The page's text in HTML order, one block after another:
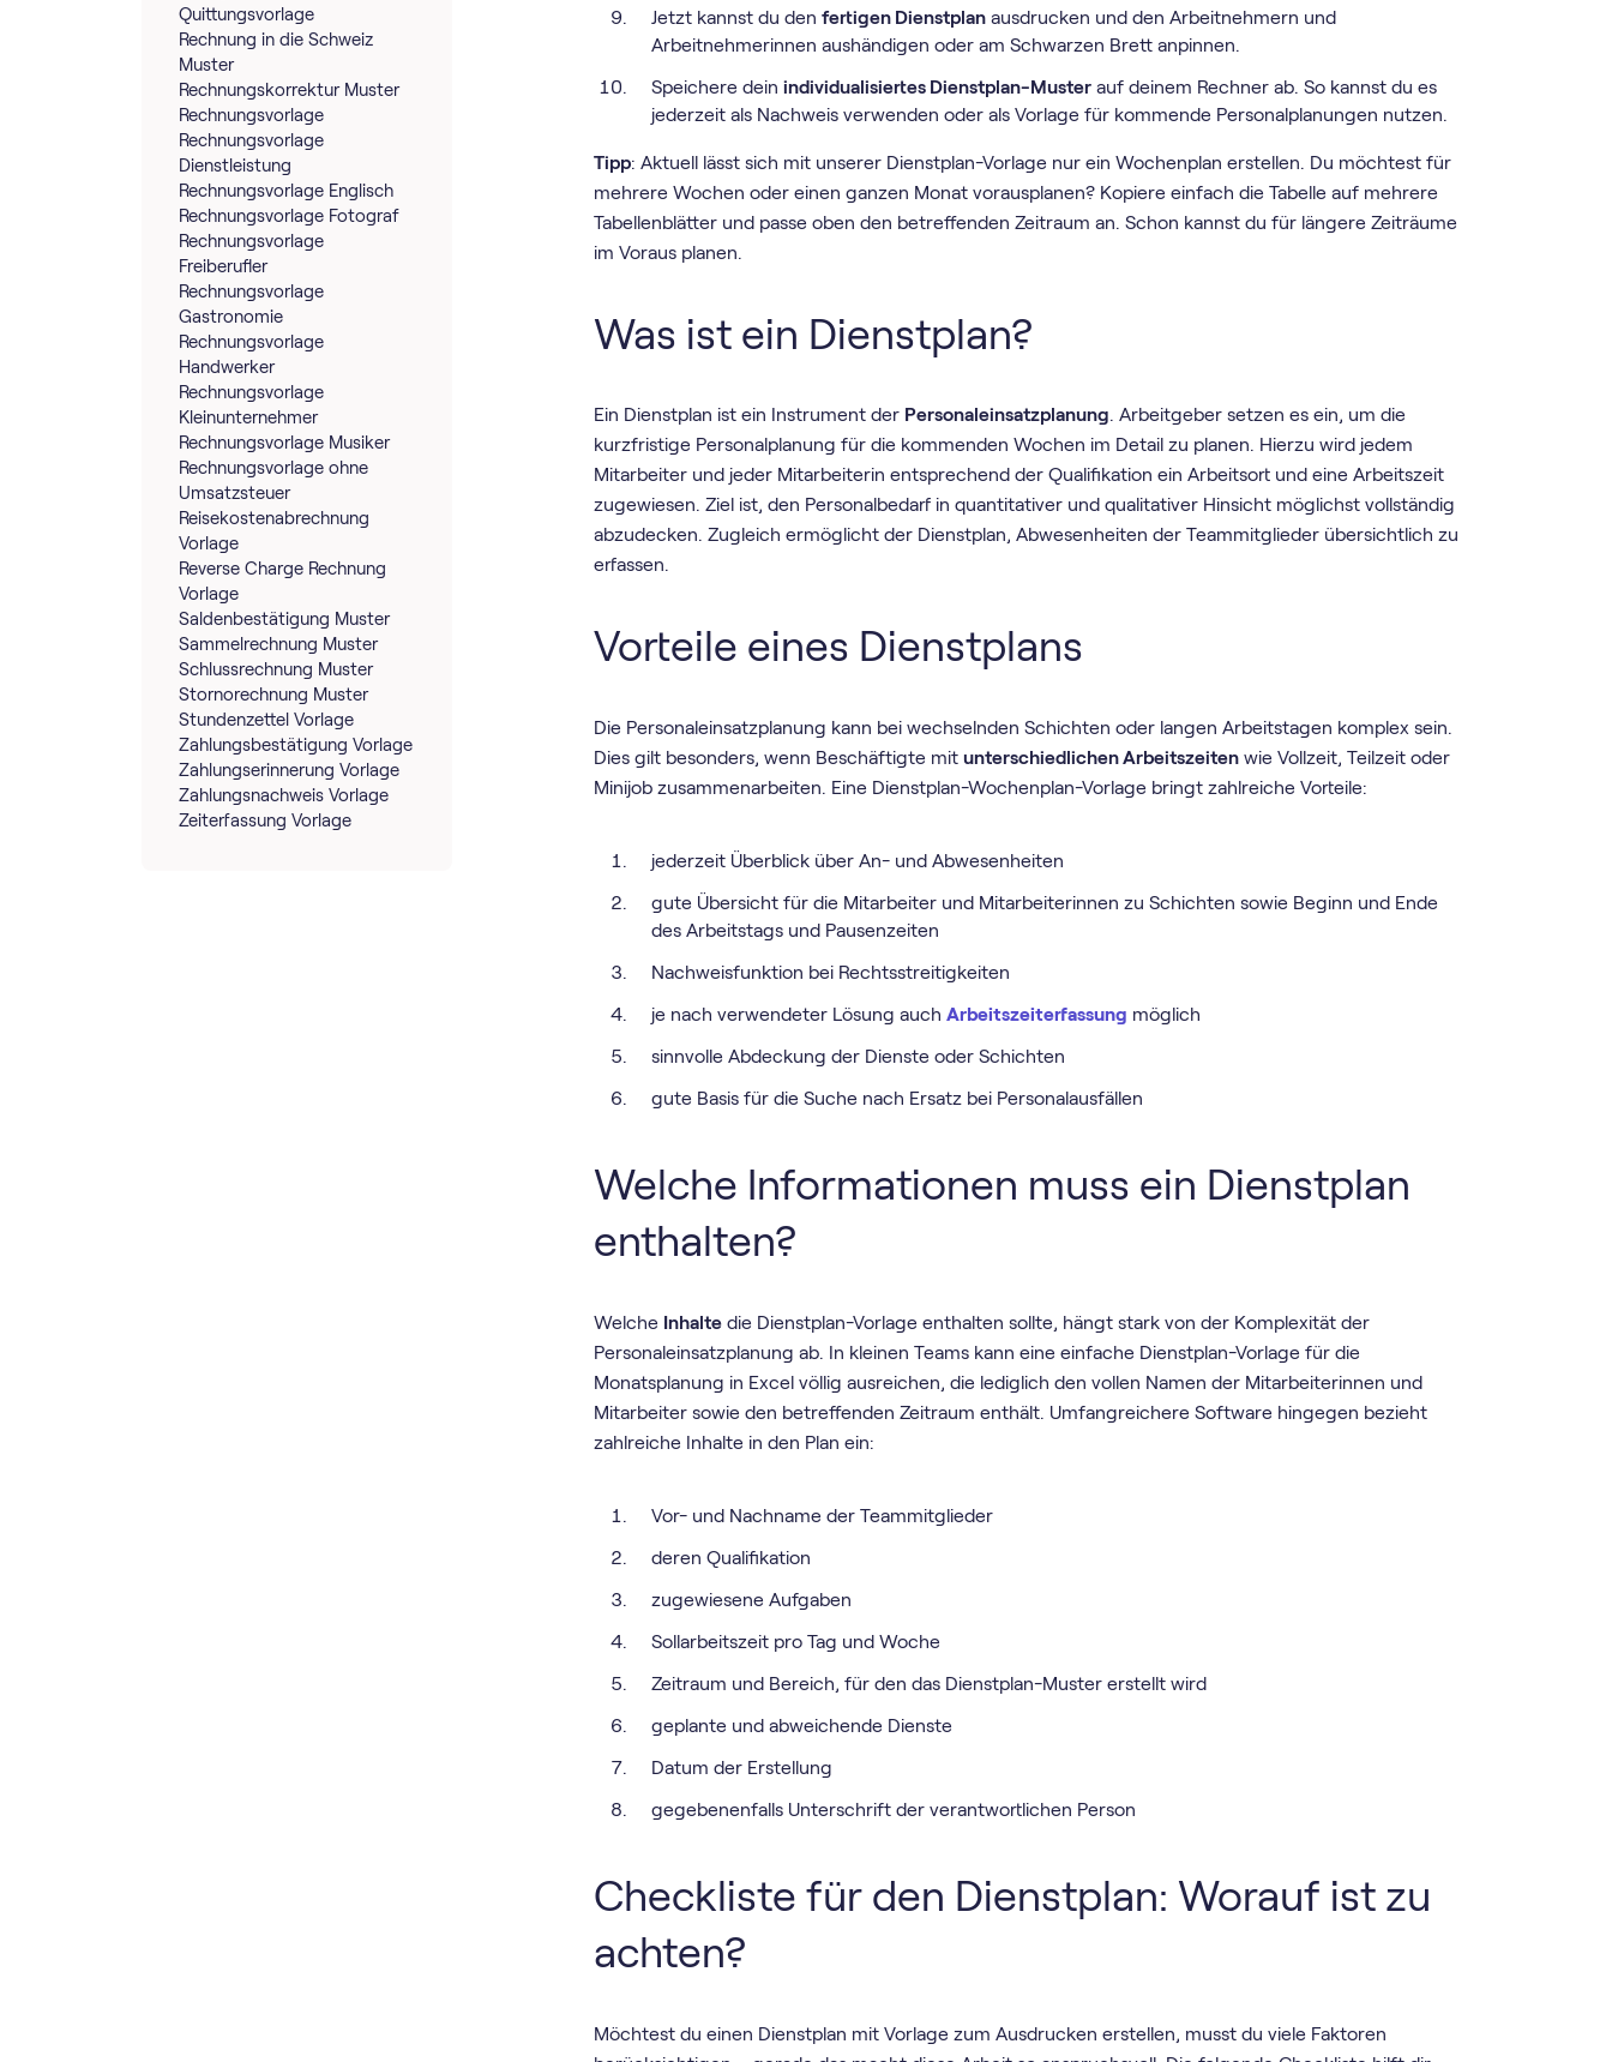
Quittungsvorlage
Rechnung in die Schweiz
Muster
Rechnungskorrektur Muster
Rechnungsvorlage
Rechnungsvorlage
Dienstleistung
Rechnungsvorlage Englisch
Rechnungsvorlage Fotograf
Rechnungsvorlage
Freiberufler
Rechnungsvorlage
Gastronomie
Rechnungsvorlage
Handwerker
Rechnungsvorlage
Kleinunternehmer
Rechnungsvorlage Musiker
Rechnungsvorlage ohne
Umsatzsteuer
Reisekostenabrechnung
Vorlage
Reverse Charge Rechnung
Vorlage
Saldenbestätigung Muster
Sammelrechnung Muster
Schlussrechnung Muster
Stornorechnung Muster
Stundenzettel Vorlage
Zahlungsbestätigung Vorlage
Zahlungserinnerung Vorlage
Zahlungsnachweis Vorlage
Zeiterfassung Vorlage
Jetzt kannst du den fertigen Dienstplanausdrucken und den Arbeitnehmern und
Arbeitnehmerinnen aushändigen oder am Schwarzen Brett anpinnen.
Speichere dein individualisiertes Dienstplan-Musterauf deinem Rechner ab. So kannst du es
jederzeit als Nachweis verwenden oder als Vorlage für kommende Personalplanungen nutzen.
Tipp: Aktuell lässt sich mit unserer Dienstplan-Vorlage nur ein Wochenplan erstellen. Du möchtest für
mehrere Wochen oder einen ganzen Monat vorausplanen? Kopiere einfach die Tabelle auf mehrere
Tabellenblätter und passe oben den betreffenden Zeitraum an. Schon kannst du für längere Zeiträume
im Voraus planen.
Was ist ein Dienstplan?
Ein Dienstplan ist ein Instrument der Personaleinsatzplanung. Arbeitgeber setzen es ein, um die
kurzfristige Personalplanung für die kommenden Wochen im Detail zu planen. Hierzu wird jedem
Mitarbeiter und jeder Mitarbeiterin entsprechend der Qualifikation ein Arbeitsort und eine Arbeitszeit
zugewiesen. Ziel ist, den Personalbedarf in quantitativer und qualitativer Hinsicht möglichst vollständig
abzudecken. Zugleich ermöglicht der Dienstplan, Abwesenheiten der Teammitglieder übersichtlich zu
erfassen.
Vorteile eines Dienstplans
Die Personaleinsatzplanung kann bei wechselnden Schichten oder langen Arbeitstagen komplex sein.
Dies gilt besonders, wenn Beschäftigte mitunterschiedlichen Arbeitszeiten wie Vollzeit, Teilzeit oder
Minijob zusammenarbeiten. Eine Dienstplan-Wochenplan-Vorlage bringt zahlreiche Vorteile:
jederzeit Überblick über An- und Abwesenheiten
gute Übersicht für die Mitarbeiter und Mitarbeiterinnen zu Schichten sowie Beginn und Ende
des Arbeitstags und Pausenzeiten
Nachweisfunktion bei Rechtsstreitigkeiten
je nach verwendeter Lösung auch Arbeitszeiterfassung möglich
sinnvolle Abdeckung der Dienste oder Schichten
gute Basis für die Suche nach Ersatz bei Personalausfällen
Welche Informationen muss ein Dienstplan
enthalten?
Welche Inhalte die Dienstplan-Vorlage enthalten sollte, hängt stark von der Komplexität der
Personaleinsatzplanung ab. In kleinen Teams kann eine einfache Dienstplan-Vorlage für die
Monatsplanung in Excel völlig ausreichen, die lediglich den vollen Namen der Mitarbeiterinnen und
Mitarbeiter sowie den betreffenden Zeitraum enthält. Umfangreichere Software hingegen bezieht
zahlreiche Inhalte in den Plan ein:
Vor- und Nachname der Teammitglieder
deren Qualifikation
zugewiesene Aufgaben
Sollarbeitszeit pro Tag und Woche
Zeitraum und Bereich, für den das Dienstplan-Muster erstellt wird
geplante und abweichende Dienste
Datum der Erstellung
gegebenenfalls Unterschrift der verantwortlichen Person
Checkliste für den Dienstplan: Worauf ist zu
achten?
Möchtest du einen Dienstplan mit Vorlage zum Ausdrucken erstellen, musst du viele Faktoren